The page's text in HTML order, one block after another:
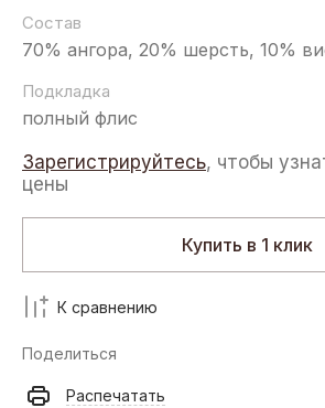
Состав
70% ангора, 20% шерсть, 10%
Подкладка
полный флис
Зарегистрируйтесь, чтобы
цены
Купить в 1 клик
К сравнению
Поделиться
Распечатать